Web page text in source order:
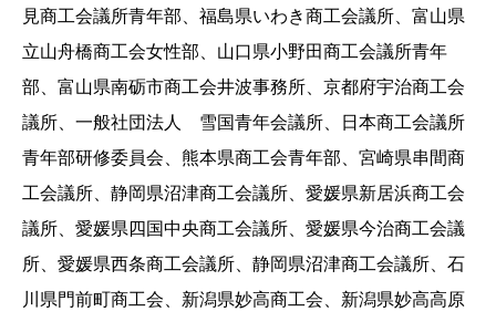
見商工会議所青年部、福島県いわき商工会議所、富山県
立山舟橋商工会女性部、山口県小野田商工会議所青年
部、富山県南砺市商工会井波事務所、京都府宇治商工会
議所、一般社団法人 雪国青年会議所、日本商工会議所
青年部研修委員会、熊本県商工会青年部、宮崎県串間商
工会議所、静岡県沼津商工会議所、愛媛県新居浜商工会
議所、愛媛県四国中央商工会議所、愛媛県今治商工会議
所、愛媛県西条商工会議所、静岡県沼津商工会議所、石
川県門前町商工会、新潟県妙高商工会、新潟県妙高高原